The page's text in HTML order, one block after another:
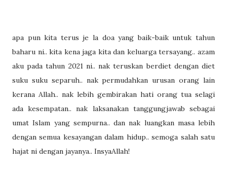
apa pun kita terus je la doa yang baik-baik untuk tahun
baharu ni.. kita kena jaga kita dan keluarga tersayang.. azam
aku pada tahun 2021 ni.. nak teruskan berdiet dengan diet
suku suku separuh.. nak permudahkan urusan orang lain
kerana Allah.. nak lebih gembirakan hati orang tua selagi
ada kesempatan.. nak laksanakan tanggungjawab sebagai
umat Islam yang sempurna.. dan nak luangkan masa lebih
dengan semua kesayangan dalam hidup.. semoga salah satu
hajat ni dengan jayanya.. InsyaAllah!